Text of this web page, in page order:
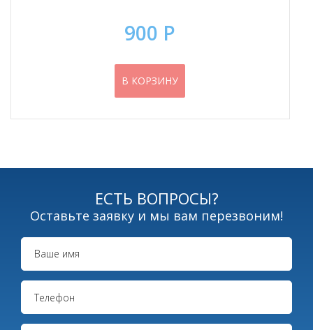
900 Р
В КОРЗИНУ
ЕСТЬ ВОПРОСЫ?
Оставьте заявку и мы вам перезвоним!